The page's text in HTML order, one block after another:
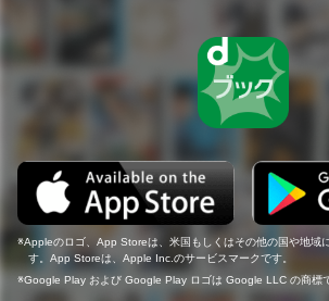
Appleのロゴ、App Storeは、米国もしくはその他の国や地域
す。App Storeは、Apple Inc.のサービスマークです。
Google Play および Google Play ロゴは Google LLC の商標で